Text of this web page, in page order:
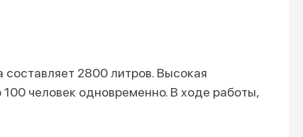
2800 литров. Высокая
человек одновременно. В ходе работы,